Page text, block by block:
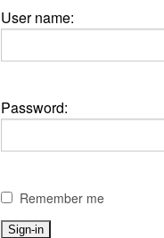
User name:
Password:
Remember me